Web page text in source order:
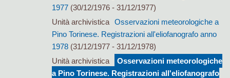
1977(30/12/1976 - 31/12/1977)
Unità archivistica Osservazioni meteorologiche a
Pino Torinese. Registrazioni all'eliofanografo anno
1978(31/12/1977 - 31/12/1978)
Unità archivistica
Osservazioni meteorologiche
a Pino Torinese. Registrazioni all'eliofanografo